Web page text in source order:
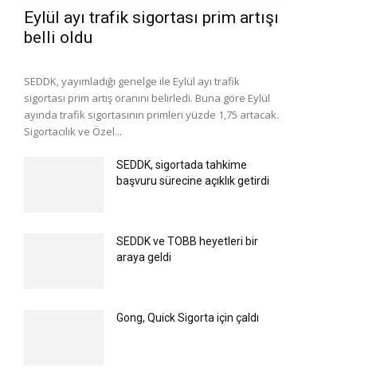
Eylül ayı trafik sigortası prim artışı
belli oldu
SEDDK, yayımladığı genelge ile Eylül ayı trafik
sigortası prim artış oranını belirledi. Buna göre Eylül
ayında trafik sigortasının primleri yüzde 1,75 artacak.
Sigortacılık ve Özel...
SEDDK, sigortada tahkime
başvuru sürecine açıklık getirdi
SEDDK ve TOBB heyetleri bir
araya geldi
Gong, Quick Sigorta için çaldı